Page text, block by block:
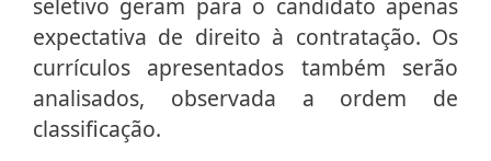
seletivo geram para o candidato apenas
expectativa de direito à contratação. Os
currículos apresentados também serão
analisados, observada a ordem de
classificação.